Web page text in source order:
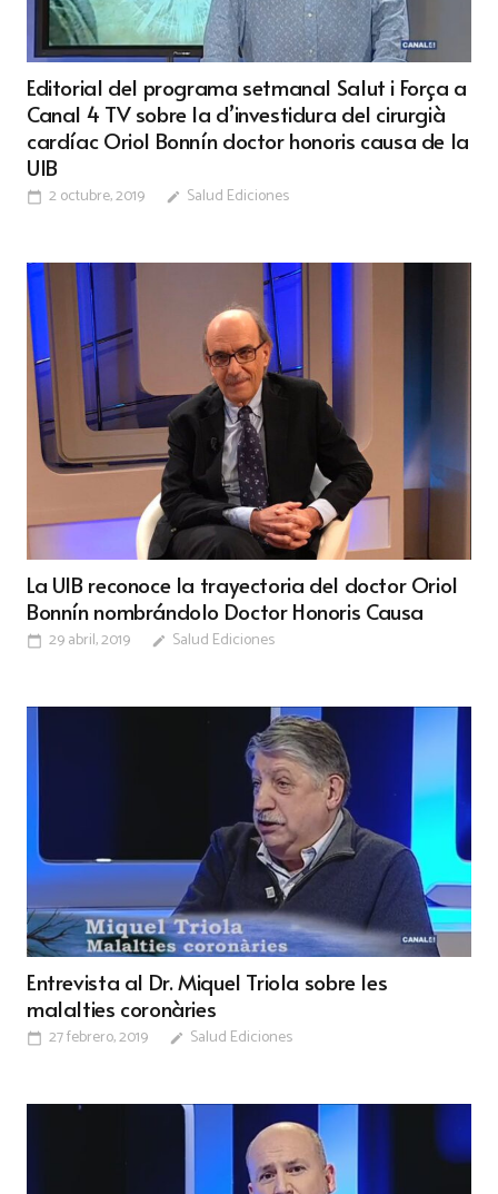
Editorial del programa setmanal Salut i Força a
Canal 4 TV sobre la d’investidura del cirurgià
cardíac Oriol Bonnín doctor honoris causa de la
UIB
calendar_today 2 octubre, 2019 edit Salud Ediciones
La UIB reconoce la trayectoria del doctor Oriol
Bonnín nombrándolo Doctor Honoris Causa
calendar_today 29 abril, 2019 edit Salud Ediciones
Entrevista al Dr. Miquel Triola sobre les
malalties coronàries
calendar_today 27 febrero, 2019 edit Salud Ediciones